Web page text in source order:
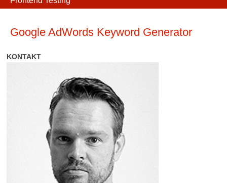
Google AdWords Keyword Generator
KONTAKT